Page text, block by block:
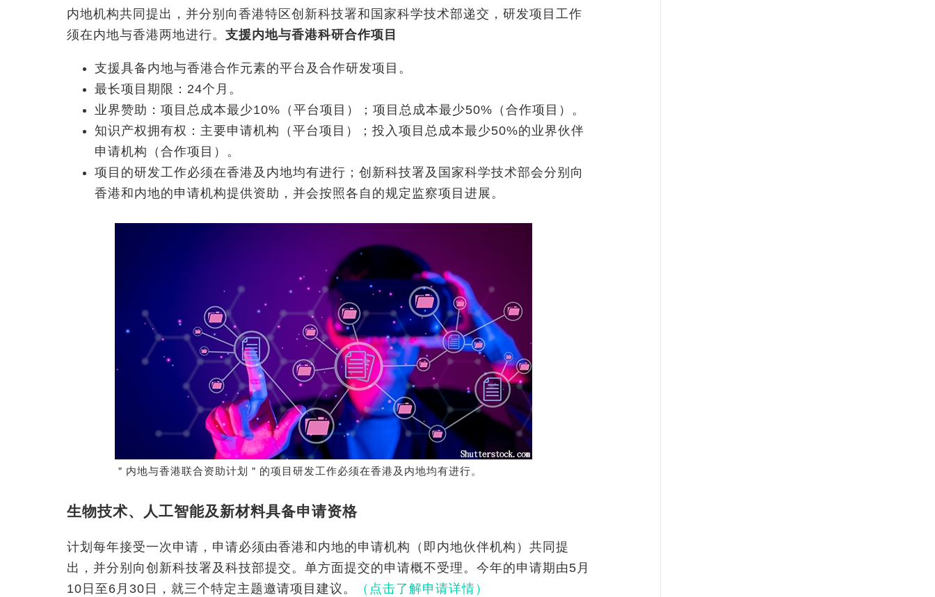
内地机构共同提出，并分别向香港特区创新科技署和国家科学技术部递交，研发项目工作
须在内地与香港两地进行。 支援内地与香港科研合作项目
支援具备内地与香港合作元素的平台及合作研发项目。
最长项目期限：24个月。
业界赞助：项目总成本最少10%（平台项目）；项目总成本最少50%（合作项目）。
知识产权拥有权：主要申请机构（平台项目）；投入项目总成本最少50%的业界伙伴
申请机构（合作项目）。
项目的研发工作必须在香港及内地均有进行；创新科技署及国家科学技术部会分别向
香港和内地的申请机构提供资助，并会按照各自的规定监察项目进展。
＂内地与香港联合资助计划＂的项目研发工作必须在香港及内地均有进行。
生物技术、人工智能及新材料具备申请资格
计划每年接受一次申请，申请必须由香港和内地的申请机构（即内地伙伴机构）共同提
出，并分别向创新科技署及科技部提交。单方面提交的申请概不受理。今年的申请期由5月
10日至6月30日，就三个特定主题邀请项目建议。
（点击了解申请详情）